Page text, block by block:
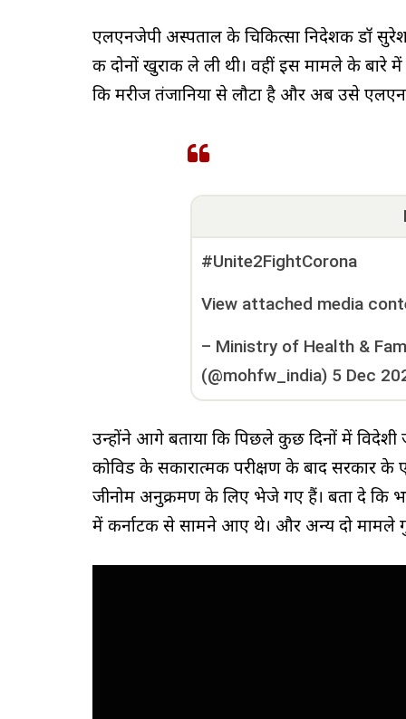
एलएनजेपी अस्पताल के चिकित्सा निदेशक डॉ
की दोनों खुराक ले ली थी। वहीं इस मामले के बारे में
कि मरीज तंजानिया से लौटा है और अब उसे
#Unite2FightCorona
View attached media
– Ministry of Health &
(@mohfw_india) 5 Dec
उन्होंने आगे बताया कि पिछले कुछ दिनों में विदेशी
कोविड के सकारात्मक परीक्षण के बाद सरकार
जीनोम अनुक्रमण के लिए भेजे गए हैं। बता दे कि
में कर्नाटक से सामने आए थे। और अन्य दो मामले